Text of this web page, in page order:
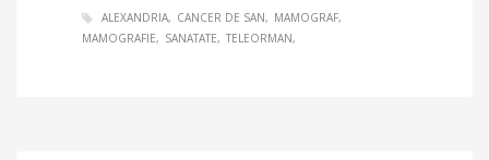
ALEXANDRIA CANCER DE SAN
MAMOGRAF
MAMOGRAFIE
SANATATE TELEORMAN